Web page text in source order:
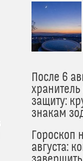
После 6
защиту:
знакам
Гороскоп
августа: